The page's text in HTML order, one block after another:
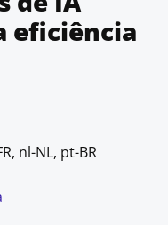
eficiência
nl-NL, pt-BR